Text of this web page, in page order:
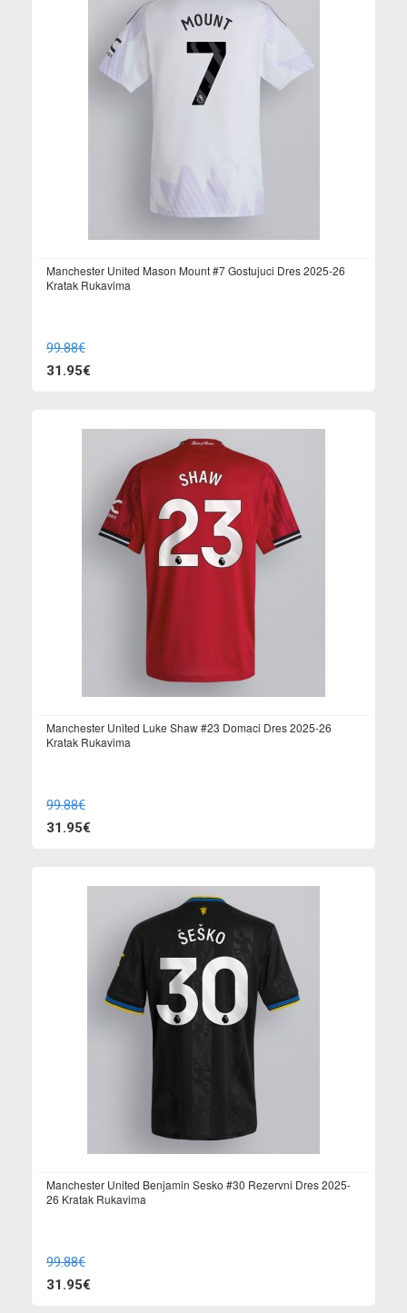
Manchester United Mason Mount #7 Gostujuci Dres 2025-26
Kratak Rukavima
99.88€
31.95€
Manchester United Luke Shaw #23 Domaci Dres 2025-26
Kratak Rukavima
99.88€
31.95€
Manchester United Benjamin Sesko #30 Rezervni Dres 2025-
26 Kratak Rukavima
99.88€
31.95€